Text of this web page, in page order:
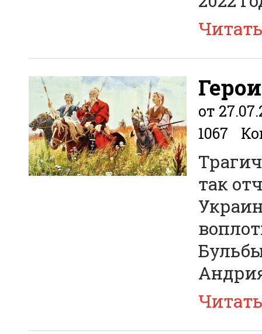
от
1067
так